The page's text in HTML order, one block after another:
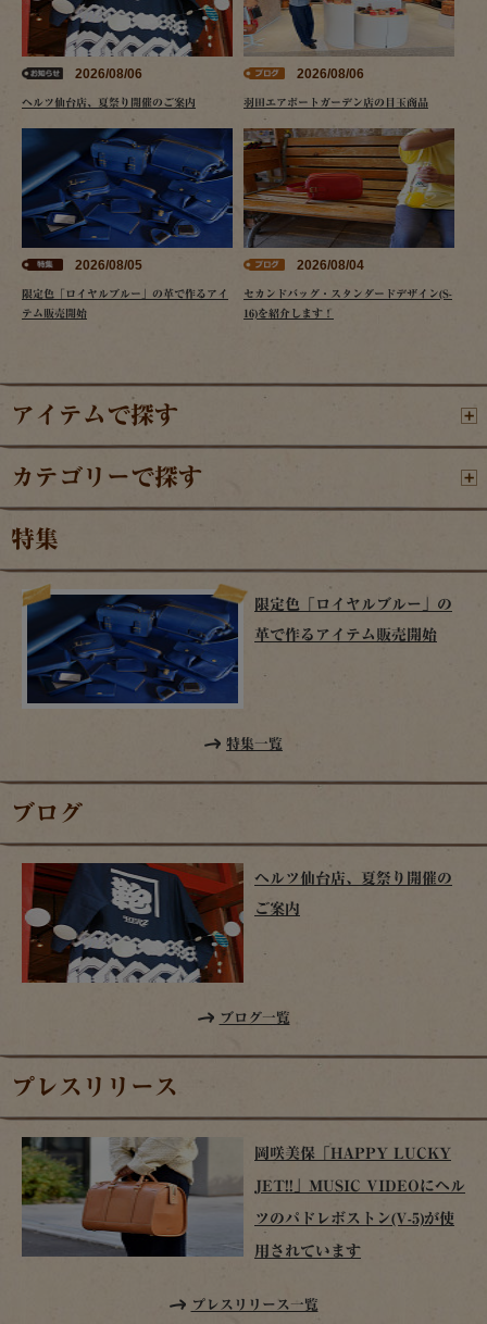
2026/08/06
ヘルツ仙台店、夏祭り開催のご案内
2026/08/06
羽田エアポートガーデン店の目玉商品
2026/08/05
限定色「ロイヤルブルー」の革で作るアイ
テム販売開始
2026/08/04
セカンドバッグ・スタンダードデザイン(S-
16)を紹介します！
アイテムで探す
カテゴリーで探す
特集
限定色「ロイヤルブルー」の
革で作るアイテム販売開始
特集一覧
ブログ
ヘルツ仙台店、夏祭り開催の
ご案内
ブログ一覧
プレスリリース
岡咲美保「HAPPY LUCKY
JET!!」MUSIC VIDEOにヘル
ツのパドレボストン(V-5)が使
用されています
プレスリリース一覧